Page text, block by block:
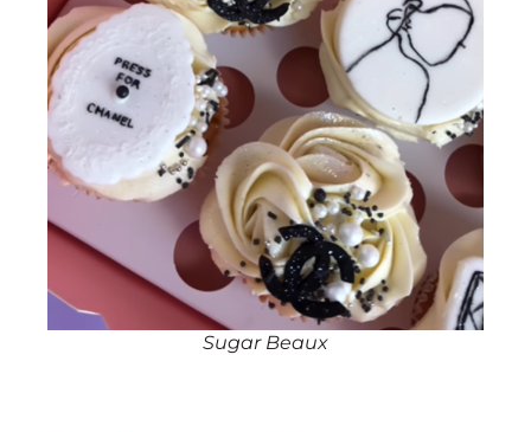
Sugar Beaux